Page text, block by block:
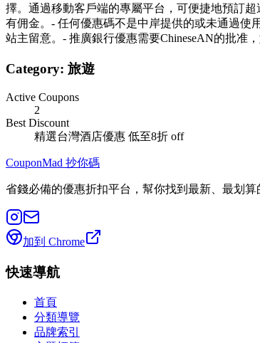
擇。通過移動客戶端的專屬平台，可便捷地預訂
有佣金。- 任何優惠碼不是中岸提供的或未通過使
站主留意。- 推廣銀行優惠需要ChineseAN的批准
Category: 旅遊
Active Coupons
2
Best Discount
精選台灣酒店優惠 低至8折 off
CouponMad 抄你碼
省錢必備的優惠折扣平台，幫你找到最新、最划算
加到 Chrome
快速導航
首頁
分類導覽
品牌索引